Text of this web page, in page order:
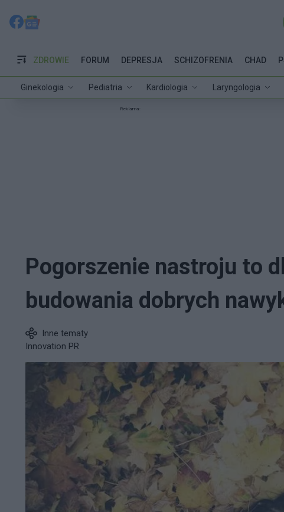
ZDROWIE
Ginekologia Pediatria Kardiologia Laryngologia
FORUM DEPRESJA SCHIZOFRENIA CHAD
Reklama:
Pogorszenie nastroju to
budowania dobrych
Inne tematy
Innovation PR